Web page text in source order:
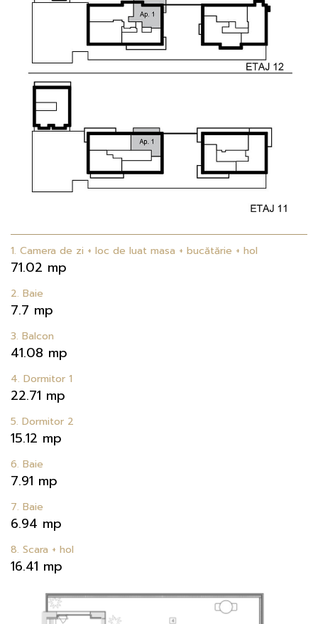
1. Camera de zi + loc de luat masa + bucătărie + hol
71.02 mp
2. Baie
7.7 mp
3. Balcon
41.08 mp
4. Dormitor 1
22.71 mp
5. Dormitor 2
15.12 mp
6. Baie
7.91 mp
7. Baie
6.94 mp
8. Scara + hol
16.41 mp